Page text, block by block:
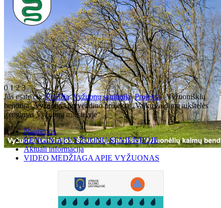
0123
Jūs esate čia:Pradžia Vyžuonų seniūnija Projektai Vyžuoniškių
bendrija „Vyžuona“ įgyvendino projektą „Vaikų žaidimų aikštelės
įrengimas Vyžuonų miestelyje“
Naujienos
RENGINIAI VYŽUONŲ SENIŪNIJOJE
Aktuali informacija
VIDEO MEDŽIAGA APIE VYŽUONAS